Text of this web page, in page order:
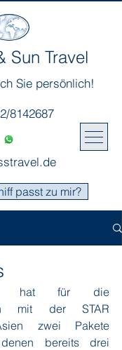
Sun Travel
Sie persönlich!
8142687
passt zu mir?
hat für die
mit der STAR
zwei Pakete
bereits drei